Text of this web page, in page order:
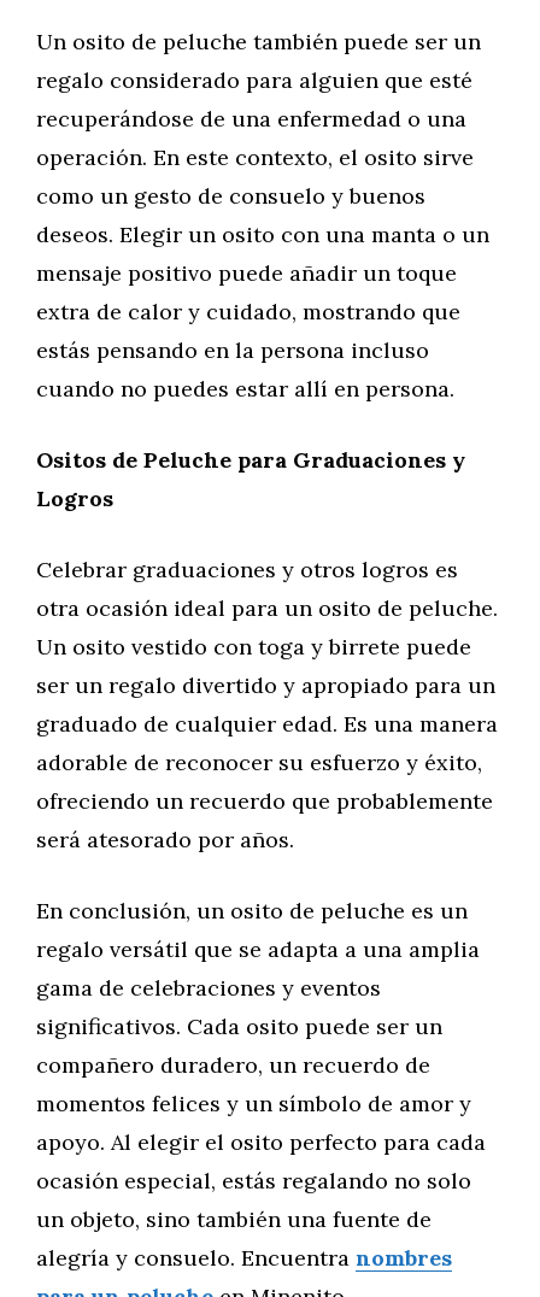
Un osito de peluche también puede ser un
regalo considerado para alguien que esté
recuperándose de una enfermedad o una
operación. En este contexto, el osito sirve
como un gesto de consuelo y buenos
deseos. Elegir un osito con una manta o un
mensaje positivo puede añadir un toque
extra de calor y cuidado, mostrando que
estás pensando en la persona incluso
cuando no puedes estar allí en persona.
Ositos de Peluche para Graduaciones y
Logros
Celebrar graduaciones y otros logros es
otra ocasión ideal para un osito de peluche.
Un osito vestido con toga y birrete puede
ser un regalo divertido y apropiado para un
graduado de cualquier edad. Es una manera
adorable de reconocer su esfuerzo y éxito,
ofreciendo un recuerdo que probablemente
será atesorado por años.
En conclusión, un osito de peluche es un
regalo versátil que se adapta a una amplia
gama de celebraciones y eventos
significativos. Cada osito puede ser un
compañero duradero, un recuerdo de
momentos felices y un símbolo de amor y
apoyo. Al elegir el osito perfecto para cada
ocasión especial, estás regalando no solo
un objeto, sino también una fuente de
alegría y consuelo. Encuentra nombres